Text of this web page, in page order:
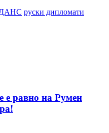
руски дипломати
е равно на Румен